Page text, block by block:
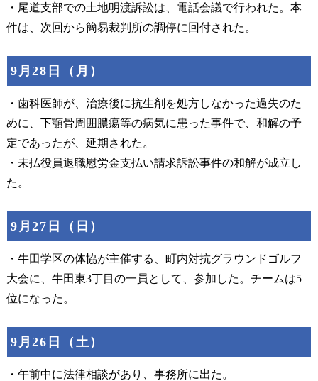
・尾道支部での土地明渡訴訟は、電話会議で行われた。本
件は、次回から簡易裁判所の調停に回付された。
9月28日（月）
・歯科医師が、治療後に抗生剤を処方しなかった過失のた
めに、下顎骨周囲膿瘍等の病気に患った事件で、和解の予
定であったが、延期された。
・未払役員退職慰労金支払い請求訴訟事件の和解が成立し
た。
9月27日（日）
・牛田学区の体協が主催する、町内対抗グラウンドゴルフ
大会に、牛田東3丁目の一員として、参加した。チームは5
位になった。
9月26日（土）
・午前中に法律相談があり、事務所に出た。